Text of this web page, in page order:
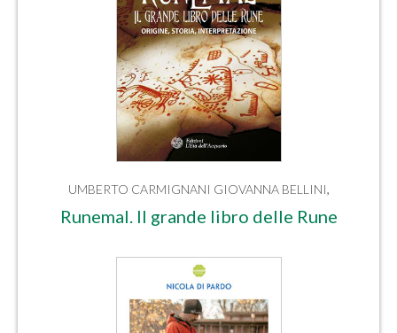
UMBERTO CARMIGNANI GIOVANNA BELLINI,
Runemal. Il grande libro delle Rune